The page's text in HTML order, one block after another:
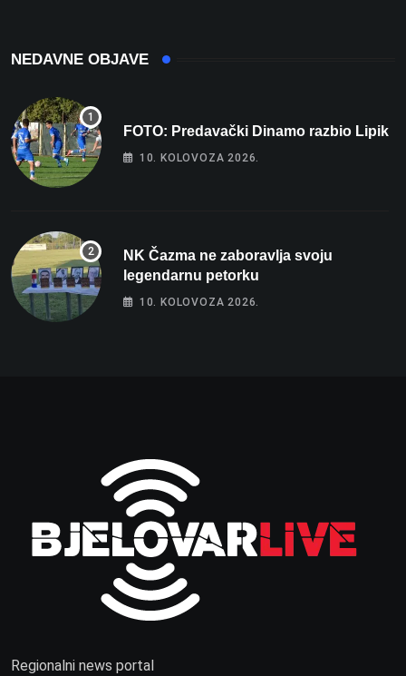
NEDAVNE OBJAVE
FOTO: Predavački Dinamo razbio Lipik
10. KOLOVOZA 2026.
NK Čazma ne zaboravlja svoju
legendarnu petorku
10. KOLOVOZA 2026.
Regionalni news portal